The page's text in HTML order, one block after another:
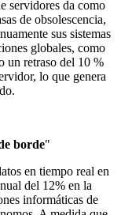
servidores da como
de obsolescencia,
sus sistemas
globales, como
un retraso del 10 %
lo que genera
borde"
en tiempo real en
del 12% en la
informáticas de